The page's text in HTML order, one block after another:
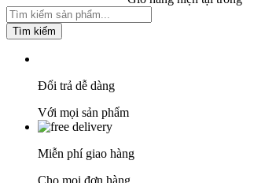
Đổi trả dễ dàng
Với mọi sản phẩm
Miễn phí giao hàng
Cho mọi đơn hàng